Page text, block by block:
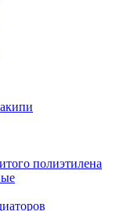
полиэтилена